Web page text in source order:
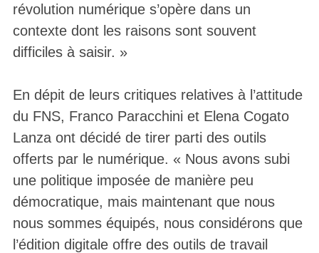
révolution numérique s’opère dans un
contexte dont les raisons sont souvent
difficiles à saisir. »
En dépit de leurs critiques relatives à l’attitude
du FNS, Franco Paracchini et Elena Cogato
Lanza ont décidé de tirer parti des outils
offerts par le numérique. « Nous avons subi
une politique imposée de manière peu
démocratique, mais maintenant que nous
nous sommes équipés, nous considérons que
l’édition digitale offre des outils de travail